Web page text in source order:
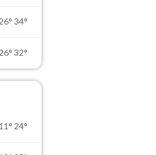
26° 34°
26° 32°
11° 24°